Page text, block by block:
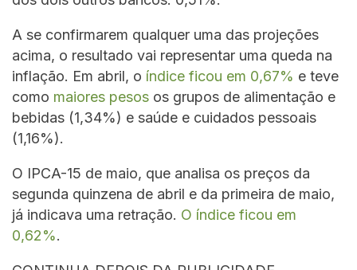
A se confirmarem qualquer uma das projeções
acima, o resultado vai representar uma queda na
inflação. Em abril, o índice ficou em 0,67% e teve
como maiores pesos os grupos de alimentação e
bebidas (1,34%) e saúde e cuidados pessoais
(1,16%).
O IPCA-15 de maio, que analisa os preços da
segunda quinzena de abril e da primeira de maio,
já indicava uma retração. O índice ficou em
0,62%.